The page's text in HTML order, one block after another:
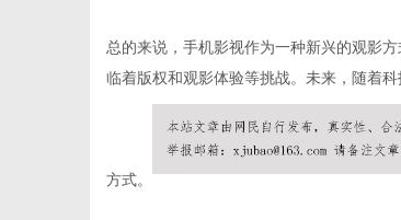
总的来说，手机影视作为一种新兴的观影
临着版权和观影体验等挑战。未来，随着
方式。